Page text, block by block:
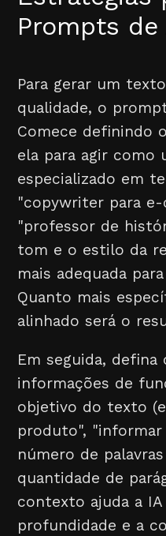
Prompts
Para gerar um
qualidade, o
Comece definindo o
ela para agir como
especializado em
"copywriter para
"professor de
tom e o estilo da
mais adequada
Quanto mais
alinhado será o
Em seguida, defina
informações de
objetivo do texto
produto",
número de
quantidade de
contexto ajuda a
profundidade e a